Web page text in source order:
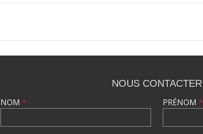
NOUS CONTACTER
NOM * PRÉNOM *